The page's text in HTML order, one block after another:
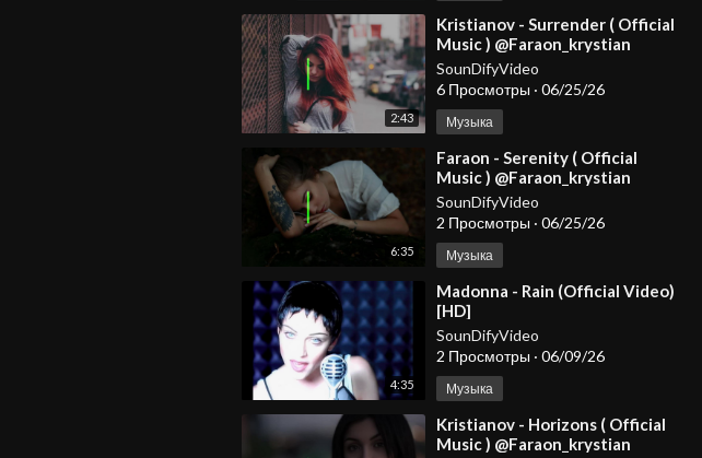
2:43
⁣Kristianov - Surrender ( Official
Music ) @Faraon_krystian
#dancemusic2026 #spotify
#djmix
SounDifyVideo
6 Просмотры · 06/25/26
Музыка
6:35
⁣Faraon - Serenity ( Official
Music ) @Faraon_krystian
SounDifyVideo
2 Просмотры · 06/25/26
Музыка
4:35
⁣Madonna - Rain (Official Video)
[HD]
SounDifyVideo
2 Просмотры · 06/09/26
Музыка
⁣Kristianov - Horizons ( Official
Music ) @Faraon_krystian